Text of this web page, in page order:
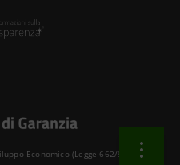
Economico (Legge 662/96 )